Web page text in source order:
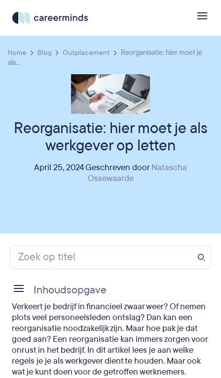
Home Blog Outplacement
Reorganisatie: hier moet je
als...
Reorganisatie: hier moet je als
werkgever op letten
April 25, 2024 Geschreven doorNatascha
Ossewaarde
Verkeert je bedrijf in financieel zwaar weer? Of nemen
plots veel personeelsleden ontslag? Dan kan een
reorganisatie noodzakelijk zijn. Maar hoe pak je dat
goed aan? Een reorganisatie kan immers zorgen voor
onrust in het bedrijf. In dit artikel lees je aan welke
regels je je als werkgever dient te houden. Maar ook
wat je kunt doen voor de getroffen werknemers.
Inhoudsopgave
Wanneer is er sprake van een reorganisatie?
Hoe werkt een reorganisatie: 8 regels voor
werkgevers
Reorganisatie: een beknopt stappenplan